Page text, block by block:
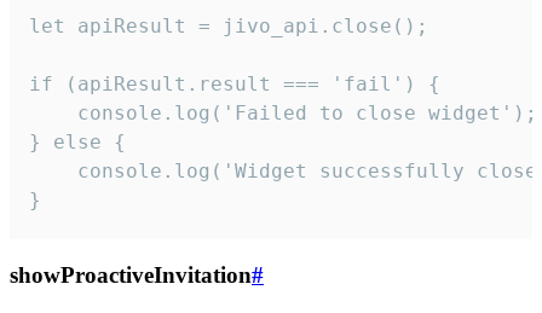
let apiResult = jivo_api.close();
if (apiResult.result === 'fail') {
    console.log('Failed to close widget');
} else {
console.log('Widget successfully
}
showProactiveInvitation#